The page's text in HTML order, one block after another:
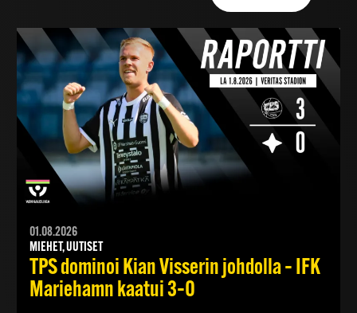
01.08.2026
MIEHET, UUTISET
TPS dominoi Kian Visserin johdolla – IFK
Mariehamn kaatui 3–0